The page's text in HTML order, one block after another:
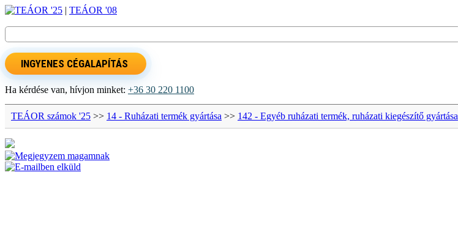
TEÁOR '25 | TEÁOR '08
INGYENES CÉGALAPÍTÁS
Ha kérdése van, hívjon minket: +36 30 220 1100
TEÁOR számok '25 >> 14 - Ruházati termék gyártása >> 142 - Egyéb ruházati termék, ruházati kiegészítő gyártása